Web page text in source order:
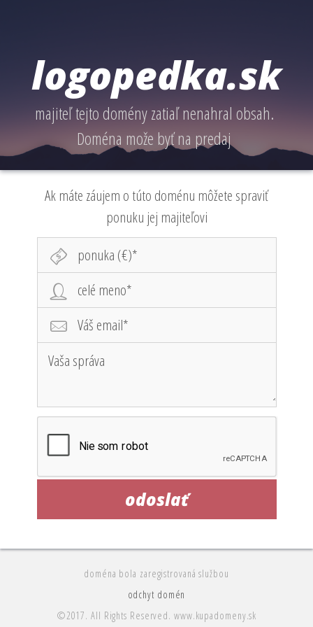
logopedka.sk
majiteľ tejto domény zatiaľ nenahral obsah.
Doména može byť na predaj
Ak máte záujem o túto doménu môžete spraviť
ponuku jej majiteľovi
doména bola zaregistrovaná službou
odchyt domén
©2017. All Rights Reserved. www.kupadomeny.sk